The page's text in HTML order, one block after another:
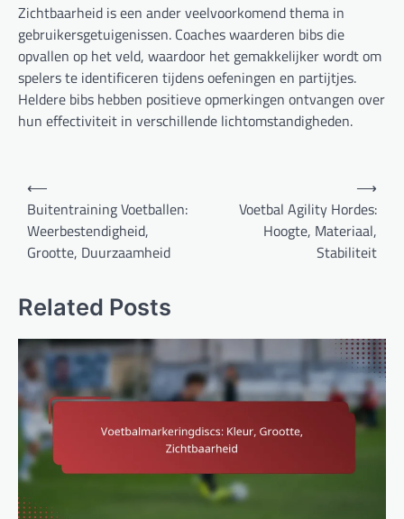
Zichtbaarheid is een ander veelvoorkomend thema in
gebruikersgetuigenissen. Coaches waarderen bibs die
opvallen op het veld, waardoor het gemakkelijker wordt om
spelers te identificeren tijdens oefeningen en partijtjes.
Heldere bibs hebben positieve opmerkingen ontvangen over
hun effectiviteit in verschillende lichtomstandigheden.
Post
navigation
⟵
Buitentraining Voetballen:
Weerbestendigheid,
Grootte, Duurzaamheid
Voetbal Agility Hordes:
Hoogte, Materiaal,
Stabiliteit
⟶
Related Posts